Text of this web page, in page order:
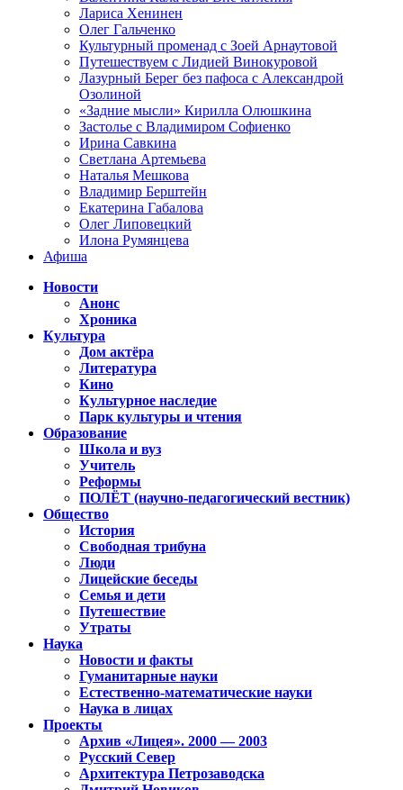
Лариса Хенинен
Олег Гальченко
Культурный променад с Зоей Арнаутовой
Путешествуем с Лидией Винокуровой
Лазурный Берег без пафоса с Александрой
Озолиной
«Задние мысли» Кирилла Олюшкина
Застолье с Владимиром Софиенко
Ирина Савкина
Светлана Артемьева
Наталья Мешкова
Владимир Берштейн
Екатерина Габалова
Олег Липовецкий
Илона Румянцева
Афиша
Новости
Анонс
Хроника
Культура
Дом актёра
Литература
Кино
Культурное наследие
Парк культуры и чтения
Образование
Школа и вуз
Учитель
Реформы
ПОЛЁТ (научно-педагогический вестник)
Общество
История
Свободная трибуна
Люди
Лицейские беседы
Семья и дети
Путешествие
Утраты
Наука
Новости и факты
Гуманитарные науки
Естественно-математические науки
Наука в лицах
Проекты
Архив «Лицея». 2000 — 2003
Русский Север
Архитектура Петрозаводска